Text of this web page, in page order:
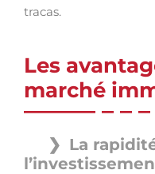
tracas.
Les
marché
La